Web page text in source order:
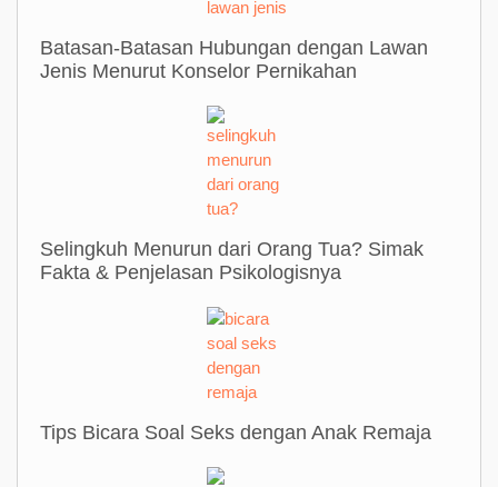
Batasan-Batasan Hubungan dengan Lawan
Jenis Menurut Konselor Pernikahan
Selingkuh Menurun dari Orang Tua? Simak
Fakta & Penjelasan Psikologisnya